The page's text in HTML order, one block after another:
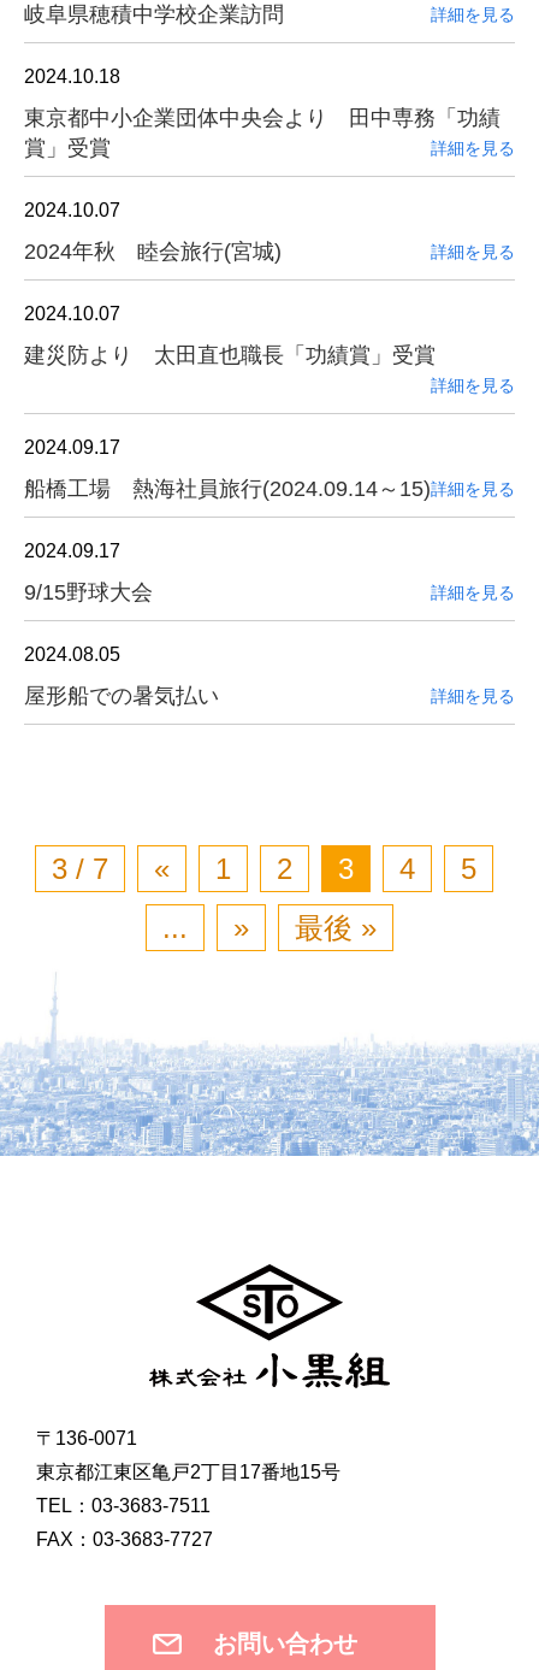
岐阜県穂積中学校企業訪問 詳細を見る
2024.10.18
東京都中小企業団体中央会より 田中専務「功績
賞」受賞
詳細を見る
2024.10.07
2024年秋 睦会旅行(宮城) 詳細を見る
2024.10.07
建災防より 太田直也職長「功績賞」受賞
詳細を見る
2024.09.17
船橋工場 熱海社員旅行(2024.09.14～15)詳細を見る
2024.09.17
9/15野球大会 詳細を見る
2024.08.05
屋形船での暑気払い 詳細を見る
3 / 7 « 1 2 3 4
5
...
» 最後 »
〒136-0071
東京都江東区亀戸2丁目17番地15号
TEL：03-3683-7511
FAX：03-3683-7727
お問い合わせ